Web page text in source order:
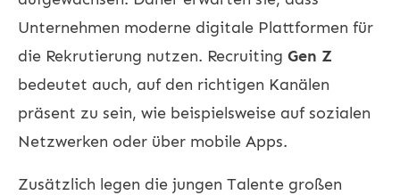
Unternehmen moderne digitale Plattformen für
die Rekrutierung nutzen. Recruiting Gen Z
bedeutet auch, auf den richtigen Kanälen
präsent zu sein, wie beispielsweise auf sozialen
Netzwerken oder über mobile Apps.
Zusätzlich legen die jungen Talente großen